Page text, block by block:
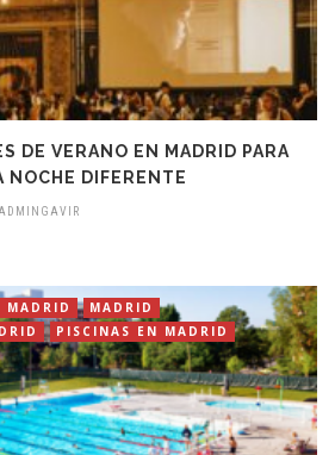
DE VERANO EN MADRID PARA
NOCHE DIFERENTE
MADRID
MADRID
PISCINAS EN MADRID